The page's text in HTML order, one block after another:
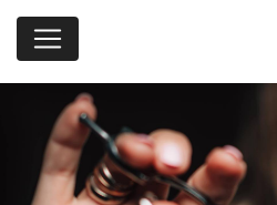
Panneau de gestion des cookies